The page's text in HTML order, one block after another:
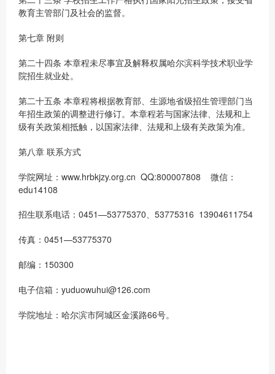
教育主管部门及社会的监督。
第七章 附则
第二十四条 本章程未尽事宜及解释权属哈尔滨科学技术职业学
院招生就业处。
第二十五条 本章程将根据教育部、生源地省级招生管理部门当
年招生政策的调整进行修订。本章程若与国家法律、法规和上
级有关政策相抵触，以国家法律、法规和上级有关政策为准。
第八章 联系方式
学院网址：www.hrbkjzy.org.cn QQ:800007808 微信：
edu14108
招生联系电话：0451—53775370、53775316 13904611754
传真：0451—53775370
邮编：150300
电子信箱：yuduowuhui@126.com
学院地址：哈尔滨市阿城区金溪路66号。